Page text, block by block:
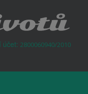
účet: 2800060940/2010